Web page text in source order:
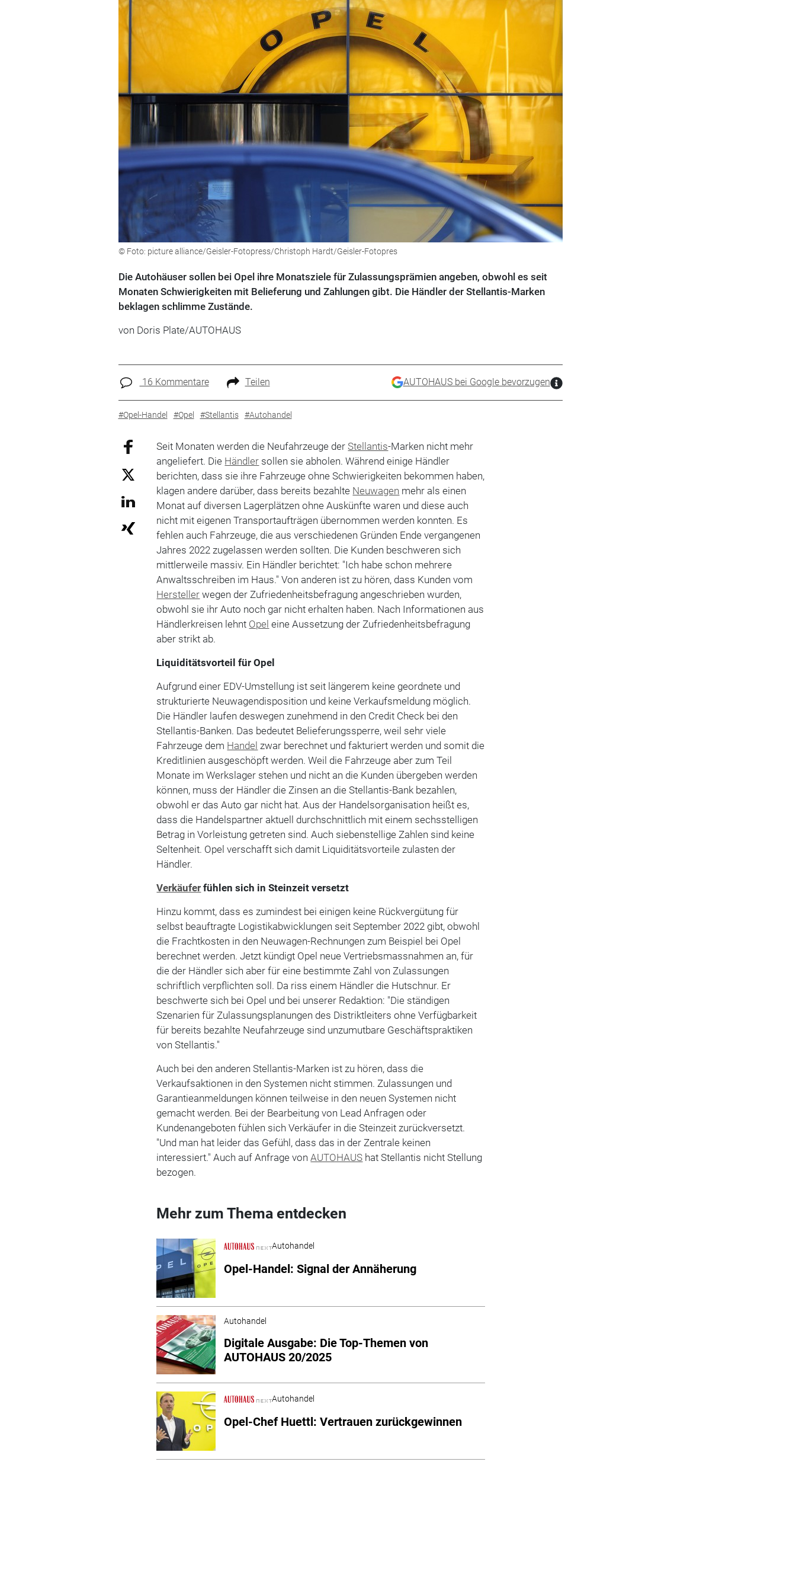
© Foto: picture alliance/Geisler-Fotopress/Christoph Hardt/Geisler-Fotopres
Die Autohäuser sollen bei Opel ihre Monatsziele für Zulassungsprämien angeben, obwohl es seit
Monaten Schwierigkeiten mit Belieferung und Zahlungen gibt. Die Händler der Stellantis-Marken
beklagen schlimme Zustände.
von Doris Plate/AUTOHAUS
16 Kommentare Teilen AUTOHAUS bei Google bevorzugen
#Opel-Handel #Opel #Stellantis #Autohandel
Seit Monaten werden die Neufahrzeuge der Stellantis-Marken nicht mehr
angeliefert. Die Händler sollen sie abholen. Während einige Händler
berichten, dass sie ihre Fahrzeuge ohne Schwierigkeiten bekommen haben,
klagen andere darüber, dass bereits bezahlte Neuwagen mehr als einen
Monat auf diversen Lagerplätzen ohne Auskünfte waren und diese auch
nicht mit eigenen Transportaufträgen übernommen werden konnten. Es
fehlen auch Fahrzeuge, die aus verschiedenen Gründen Ende vergangenen
Jahres 2022 zugelassen werden sollten. Die Kunden beschweren sich
mittlerweile massiv. Ein Händler berichtet: "Ich habe schon mehrere
Anwaltsschreiben im Haus." Von anderen ist zu hören, dass Kunden vom
Hersteller wegen der Zufriedenheitsbefragung angeschrieben wurden,
obwohl sie ihr Auto noch gar nicht erhalten haben. Nach Informationen aus
Händlerkreisen lehnt Opel eine Aussetzung der Zufriedenheitsbefragung
aber strikt ab.
Liquiditätsvorteil für Opel
Aufgrund einer EDV-Umstellung ist seit längerem keine geordnete und
strukturierte Neuwagendisposition und keine Verkaufsmeldung möglich.
Die Händler laufen deswegen zunehmend in den Credit Check bei den
Stellantis-Banken. Das bedeutet Belieferungssperre, weil sehr viele
Fahrzeuge dem Handel zwar berechnet und fakturiert werden und somit die
Kreditlinien ausgeschöpft werden. Weil die Fahrzeuge aber zum Teil
Monate im Werkslager stehen und nicht an die Kunden übergeben werden
können, muss der Händler die Zinsen an die Stellantis-Bank bezahlen,
obwohl er das Auto gar nicht hat. Aus der Handelsorganisation heißt es,
dass die Handelspartner aktuell durchschnittlich mit einem sechsstelligen
Betrag in Vorleistung getreten sind. Auch siebenstellige Zahlen sind keine
Seltenheit. Opel verschafft sich damit Liquiditätsvorteile zulasten der
Händler.
Verkäufer fühlen sich in Steinzeit versetzt
Hinzu kommt, dass es zumindest bei einigen keine Rückvergütung für
selbst beauftragte Logistikabwicklungen seit September 2022 gibt, obwohl
die Frachtkosten in den Neuwagen-Rechnungen zum Beispiel bei Opel
berechnet werden. Jetzt kündigt Opel neue Vertriebsmassnahmen an, für
die der Händler sich aber für eine bestimmte Zahl von Zulassungen
schriftlich verpflichten soll. Da riss einem Händler die Hutschnur. Er
beschwerte sich bei Opel und bei unserer Redaktion: "Die ständigen
Szenarien für Zulassungsplanungen des Distriktleiters ohne Verfügbarkeit
für bereits bezahlte Neufahrzeuge sind unzumutbare Geschäftspraktiken
von Stellantis."
Auch bei den anderen Stellantis-Marken ist zu hören, dass die
Verkaufsaktionen in den Systemen nicht stimmen. Zulassungen und
Garantieanmeldungen können teilweise in den neuen Systemen nicht
gemacht werden. Bei der Bearbeitung von Lead Anfragen oder
Kundenangeboten fühlen sich Verkäufer in die Steinzeit zurückversetzt.
"Und man hat leider das Gefühl, dass das in der Zentrale keinen
interessiert." Auch auf Anfrage vonAUTOHAUS hat Stellantis nicht Stellung
bezogen.
Mehr zum Thema entdecken
Autohandel
Opel-Handel: Signal der Annäherung
Autohandel
Digitale Ausgabe: Die Top-Themen von
AUTOHAUS 20/2025
Autohandel
Opel-Chef Huettl: Vertrauen zurückgewinnen